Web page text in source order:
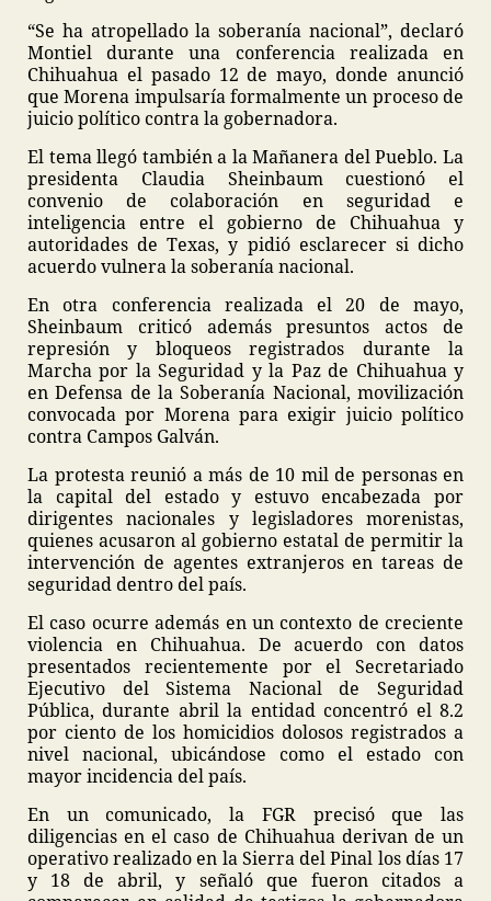
“Se ha atropellado la soberanía nacional”, declaró
Montiel durante una conferencia realizada en
Chihuahua el pasado 12 de mayo, donde anunció
que Morena impulsaría formalmente un proceso de
juicio político contra la gobernadora.
El tema llegó también a la Mañanera del Pueblo. La
presidenta Claudia Sheinbaum cuestionó el
convenio de colaboración en seguridad e
inteligencia entre el gobierno de Chihuahua y
autoridades de Texas, y pidió esclarecer si dicho
acuerdo vulnera la soberanía nacional.
En otra conferencia realizada el 20 de mayo,
Sheinbaum criticó además presuntos actos de
represión y bloqueos registrados durante la
Marcha por la Seguridad y la Paz de Chihuahua y
en Defensa de la Soberanía Nacional, movilización
convocada por Morena para exigir juicio político
contra Campos Galván.
La protesta reunió a más de 10 mil de personas en
la capital del estado y estuvo encabezada por
dirigentes nacionales y legisladores morenistas,
quienes acusaron al gobierno estatal de permitir la
intervención de agentes extranjeros en tareas de
seguridad dentro del país.
El caso ocurre además en un contexto de creciente
violencia en Chihuahua. De acuerdo con datos
presentados recientemente por el Secretariado
Ejecutivo del Sistema Nacional de Seguridad
Pública, durante abril la entidad concentró el 8.2
por ciento de los homicidios dolosos registrados a
nivel nacional, ubicándose como el estado con
mayor incidencia del país.
En un comunicado, la FGR precisó que las
diligencias en el caso de Chihuahua derivan de un
operativo realizado en la Sierra del Pinal los días 17
y 18 de abril, y señaló que fueron citados a